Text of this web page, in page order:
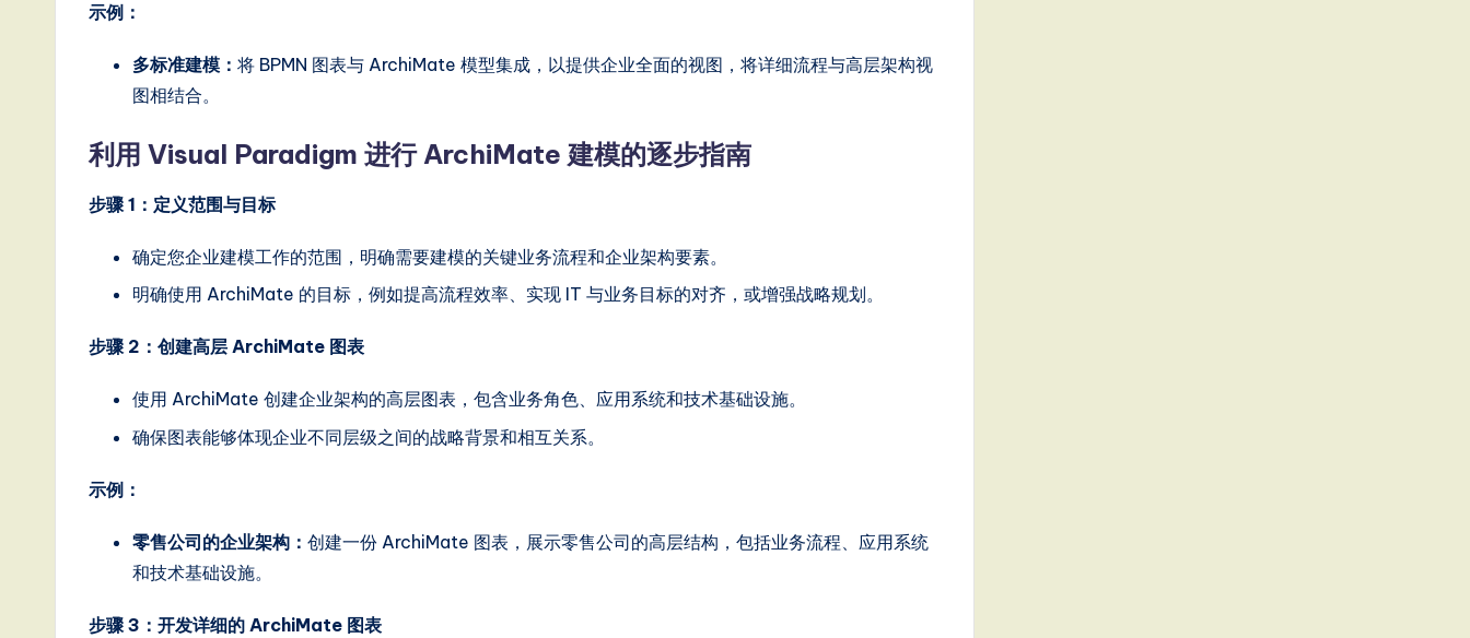
ti示例：
多标准建模： 将 BPMN 图表与 ArchiMate 模型集成，以提供企业全面的视图，将详细流程与高层架构视
图相结合。
利用 Visual Paradigm 进行 ArchiMate 建模的逐步指南
步骤 1：定义范围与目标
确定您企业建模工作的范围，明确需要建模的关键业务流程和企业架构要素。
明确使用 ArchiMate 的目标，例如提高流程效率、实现 IT 与业务目标的对齐，或增强战略规划。
步骤 2：创建高层 ArchiMate 图表
使用 ArchiMate 创建企业架构的高层图表，包含业务角色、应用系统和技术基础设施。
确保图表能够体现企业不同层级之间的战略背景和相互关系。
示例：
零售公司的企业架构： 创建一份 ArchiMate 图表，展示零售公司的高层结构，包括业务流程、应用系统
和技术基础设施。
步骤 3：开发详细的 ArchiMate 图表